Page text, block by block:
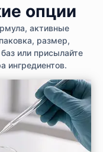
опции
активные
размер,
или присылайте
ингредиентов.